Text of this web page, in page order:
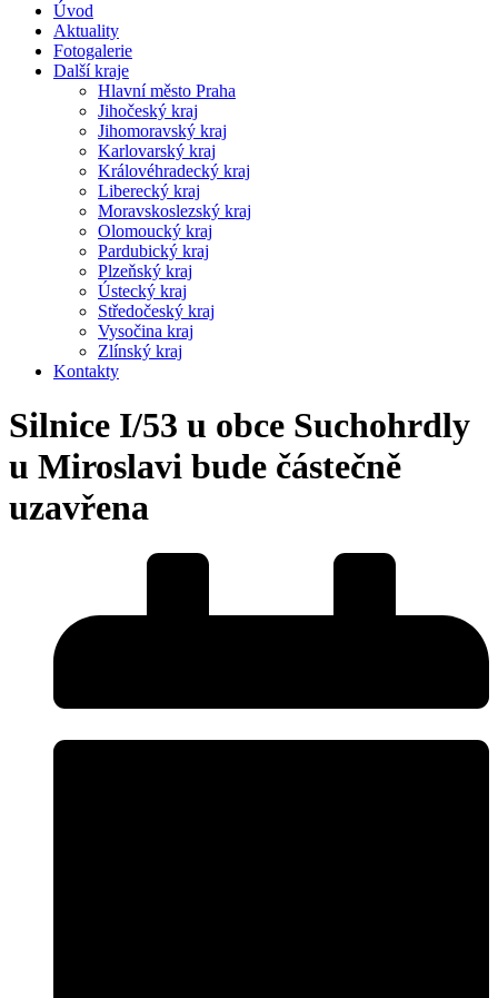
Úvod
Aktuality
Fotogalerie
Další kraje
Hlavní město Praha
Jihočeský kraj
Jihomoravský kraj
Karlovarský kraj
Královéhradecký kraj
Liberecký kraj
Moravskoslezský kraj
Olomoucký kraj
Pardubický kraj
Plzeňský kraj
Ústecký kraj
Středočeský kraj
Vysočina kraj
Zlínský kraj
Kontakty
Silnice I/53 u obce Suchohrdly
u Miroslavi bude částečně
uzavřena